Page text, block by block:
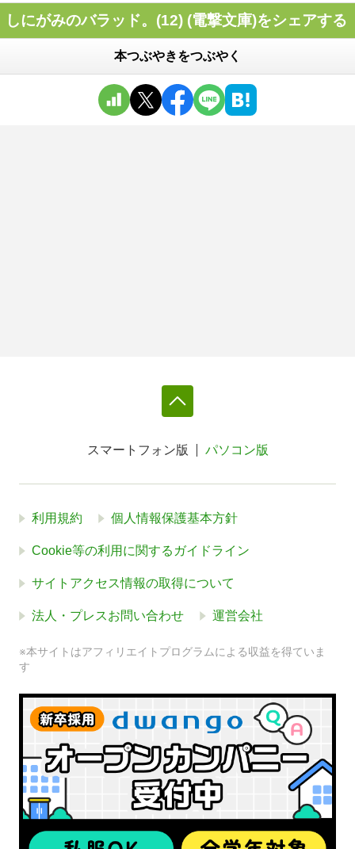
しにがみのバラッド。(12) (電撃文庫)をシェアする
本つぶやきをつぶやく
スマートフォン版 パソコン版
利用規約 個人情報保護基本方針
Cookie等の利用に関するガイドライン
サイトアクセス情報の取得について
法人・プレスお問い合わせ 運営会社
※本サイトはアフィリエイトプログラムによる収益を得ていま
す